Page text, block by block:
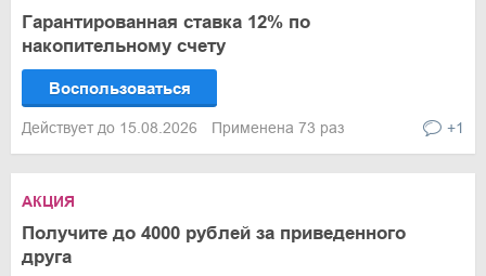
Гарантированная ставка 12% по
накопительному счету
Воспользоваться
Действует до 15.08.2026 Применена 73 раз +1
АКЦИЯ
Получите до 4000 рублей за приведенного
друга